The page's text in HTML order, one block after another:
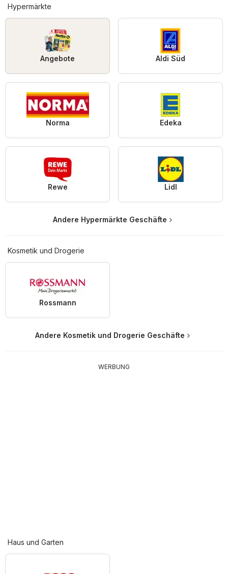
Hypermärkte
Angebote Aldi Süd
Norma Edeka
Rewe Lidl
Andere Hypermärkte Geschäfte
Kosmetik und Drogerie
Rossmann
Andere Kosmetik und Drogerie Geschäfte
WERBUNG
Haus und Garten